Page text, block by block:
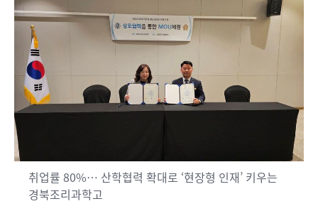
취업률 80%… 산학협력 확대로 ‘현장형 인재’ 키우는
경북조리과학고